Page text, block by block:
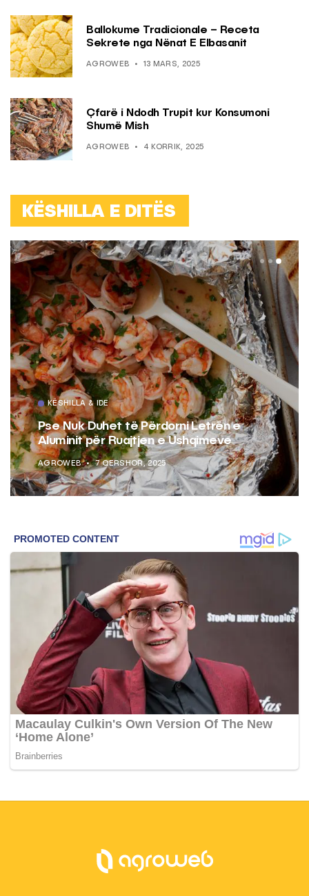
Ballokume Tradicionale – Receta
Sekrete nga Nënat E Elbasanit
AGROWEB 13 MARS, 2025
Çfarë i Ndodh Trupit kur Konsumoni
Shumë Mish
AGROWEB 4 KORRIK, 2025
KËSHILLA E DITËS
KËSHILLA & IDE
Pse Nuk Duhet të Përdorni Letrën e
Aluminit për Ruajtjen e Ushqimeve
AGROWEB 7 QERSHOR, 2025